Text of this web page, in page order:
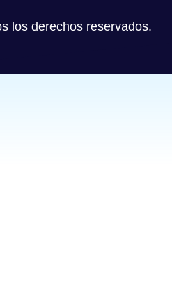
los derechos reservados.